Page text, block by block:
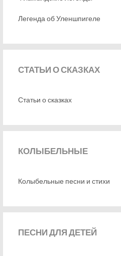
Легенда об Уленшпигеле
СТАТЬИО СКАЗКАХ
Статьи о сказках
КОЛЫБЕЛЬНЫЕ
Колыбельные песни и стихи
ПЕСНИДЛЯ ДЕТЕЙ